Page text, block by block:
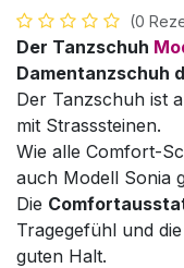
(0
Der Tanzschuh
Damentanzschuh
Der Tanzschuh ist
mit Strasssteinen.
Wie alle Comfort-
auch Modell Sonia
Die
Tragegefühl und
guten Halt.